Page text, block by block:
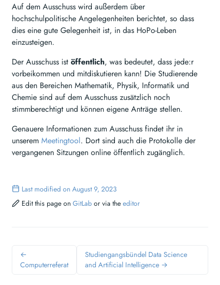
Auf dem Ausschuss wird außerdem über
hochschulpolitische Angelegenheiten berichtet, so dass
dies eine gute Gelegenheit ist, in das HoPo-Leben
einzusteigen.
Der Ausschuss ist öffentlich, was bedeutet, dass jede:r
vorbeikommen und mitdiskutieren kann! Die Studierende
aus den Bereichen Mathematik, Physik, Informatik und
Chemie sind auf dem Ausschuss zusätzlich noch
stimmberechtigt und können eigene Anträge stellen.
Genauere Informationen zum Ausschuss findet ihr in
unserem Meetingtool. Dort sind auch die Protokolle der
vergangenen Sitzungen online öffentlich zugänglich.
Last modified on August 9, 2023
Edit this page on GitLab or via the editor
←
Computerreferat
Studiengangsbündel Data Science
and Artificial Intelligence →